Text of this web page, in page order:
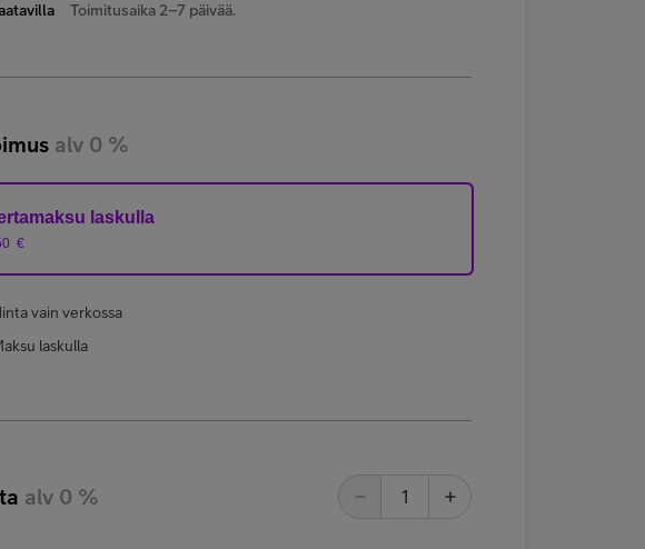
Toimitusaika 2–7 päivää.
alv 0 %
laskulla
€
vain verkossa
laskulla
alv 0 %